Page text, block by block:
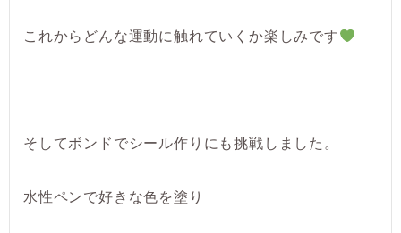
これからどんな運動に触れていくか楽しみです
そしてボンドでシール作りにも挑戦しました。
水性ペンで好きな色を塗り